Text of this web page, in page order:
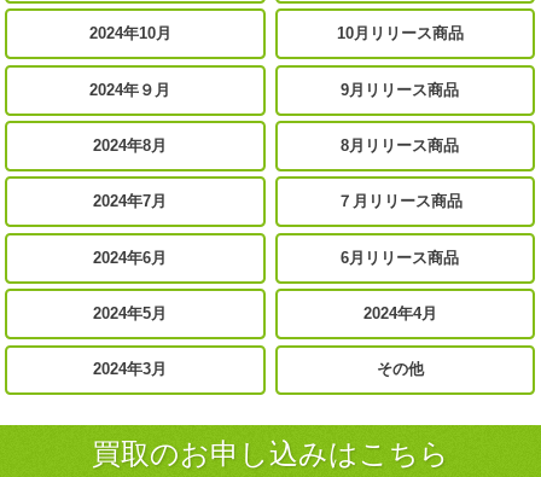
2024年10月 10月リリース商品
2024年９月 9月リリース商品
2024年8月 8月リリース商品
2024年7月 ７月リリース商品
2024年6月 6月リリース商品
2024年5月 2024年4月
2024年3月 その他
買取のお申し込みはこちら